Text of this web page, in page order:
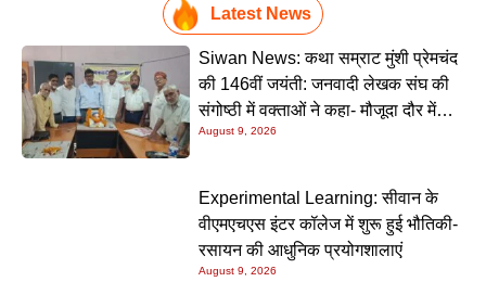
Latest News
Siwan News: कथा सम्राट मुंशी प्रेमचंद
की 146वीं जयंती: जनवादी लेखक संघ की
संगोष्ठी में वक्ताओं ने कहा- मौजूदा दौर में
प्रेमचंद की रचनाएं और अधिक प्रासंगिक
August 9, 2026
Experimental Learning: सीवान के
वीएमएचएस इंटर कॉलेज में शुरू हुई भौतिकी-
रसायन की आधुनिक प्रयोगशालाएं
August 9, 2026